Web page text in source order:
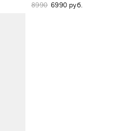
8990 6990 руб.